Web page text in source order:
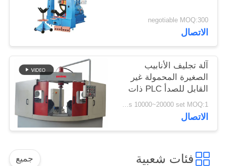
negotiable MOQ:300
الاتصال
آلة تجليف الأنابيب
الصغيرة المحمولة غير
القابل للصدأ PLC ذات
كفاءة عالية
us 10000~20000 set MOQ:1 مجموعة
الاتصال
فئات شعبية جميع